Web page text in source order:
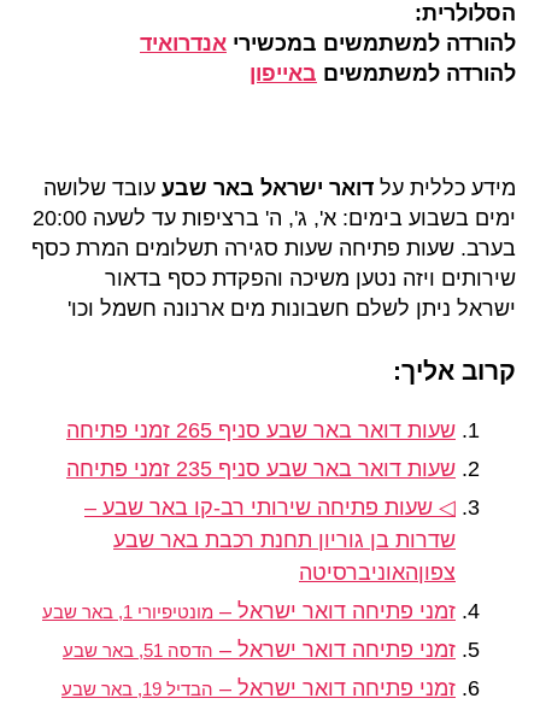
הסלולרית:
להורדה למשתמשים במכשירי אנדרואיד
להורדה למשתמשים באייפון
מידע כללית על דואר ישראל באר שבע עובד שלושה
ימים בשבוע בימים: א', ג', ה' ברציפות עד לשעה 20:00
בערב. שעות פתיחה שעות סגירה תשלומים המרת כסף
שירותים ויזה נטען משיכה והפקדת כסף בדאור
ישראל ניתן לשלם חשבונות מים ארנונה חשמל וכו'
קרוב אליך:
שעות דואר באר שבע סניף 265 זמני פתיחה
שעות דואר באר שבע סניף 235 זמני פתיחה
◁ שעות פתיחה שירותי רב-קו באר שבע –
שדרות בן גוריון תחנת רכבת באר שבע
צפוןהאוניברסיטה
זמני פתיחה דואר ישראל – מונטיפיורי 1, באר שבע
זמני פתיחה דואר ישראל – הדסה 51, באר שבע
זמני פתיחה דואר ישראל – הבדיל 19, באר שבע